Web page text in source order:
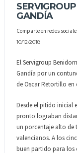
GANDÍA
Comparte en redes
10/12/2018
El Servigroup
Gandía por un
de Oscar Retortillo
Desde el pitido inicial
pronto lograban
un porcentaje alto de
valencianos. A los
buen partido para los